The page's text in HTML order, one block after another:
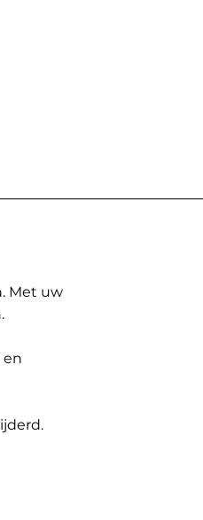
Met uw
en